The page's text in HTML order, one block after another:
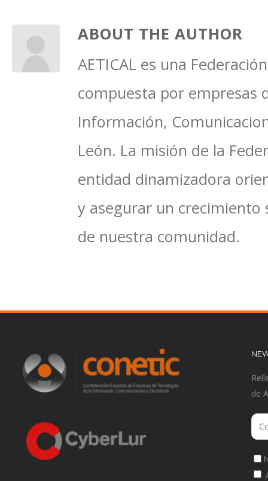
ABOUT THE AUTHOR
AETICAL es una
compuesta por empresas
Información,
León. La misión de la
entidad dinamizadora
y asegurar un crecimiento
de nuestra comunidad.
de